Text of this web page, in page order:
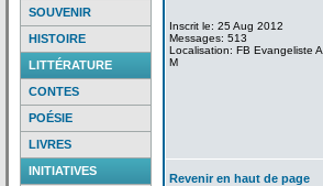
SOUVENIR
HISTOIRE
LITTÉRATURE
CONTES
POÉSIE
LIVRES
INITIATIVES
Inscrit le: 25 Aug 2012
Messages: 513
Localisation: FB Evangeliste A
M
Revenir en haut de page